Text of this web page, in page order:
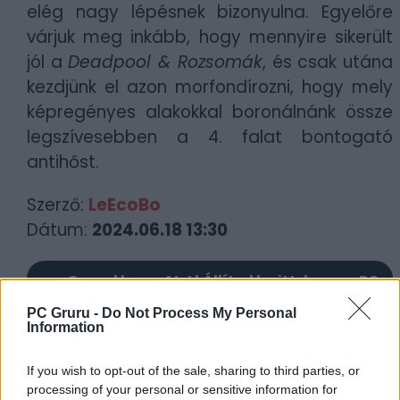
PC Gruru - Do Not Process My Personal
Information
If you wish to opt-out of the sale, sharing to third parties, or
processing of your personal or sensitive information for
elég nagy lépésnek bizonyulna. Egyelőre
várjuk meg inkább, hogy mennyire sikerült
jól aDeadpool & Rozsomák, és csak utána
kezdjünk el azon morfondírozni, hogy mely
képregényes alakokkal boronálnánk össze
legszívesebben a 4. falat bontogató
antihőst.
Szerző: LeEcoBo
Dátum: 2024.06.18 13:30
Csapd be az AI-t! Állítsd be itt, hogy a PC
Guru tartalmairól véletlenül se maradj le
a Google-ben.
KAPCSOLÓDÓ HÍREK